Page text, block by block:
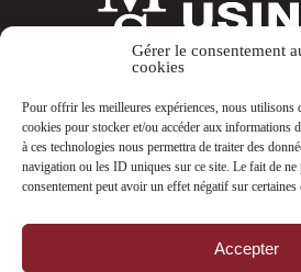
Gérer le consentement
cookies
Pour offrir les meilleures expériences, nous utilisons
cookies pour stocker et/ou accéder aux informations
à ces technologies nous permettra de traiter des
navigation ou les ID uniques sur ce site. Le fait de
consentement peut avoir un effet négatif sur
Accepter
MSM
633 Laurent, Granby (QC)